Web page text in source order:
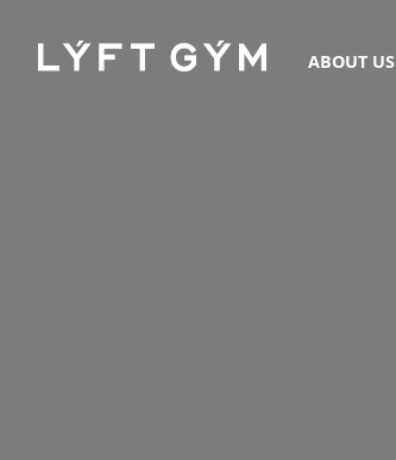
ABOUT US